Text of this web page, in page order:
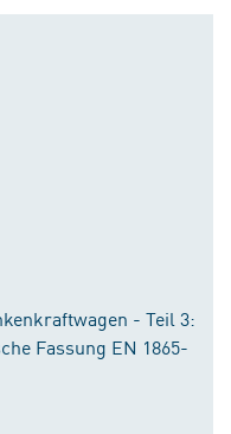
- Teil 3:
Fassung EN 1865-